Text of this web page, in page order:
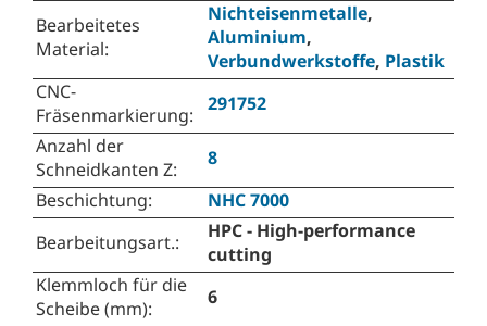
Bearbeitetes
Material:
Nichteisenmetalle,
Aluminium,
Verbundwerkstoffe, Plastik
CNC-
Fräsenmarkierung:
291752
Anzahl der
Schneidkanten Z:
8
Beschichtung:
NHC 7000
Bearbeitungsart.:
HPC - High-performance
cutting
Klemmloch für die
Scheibe (mm):
6